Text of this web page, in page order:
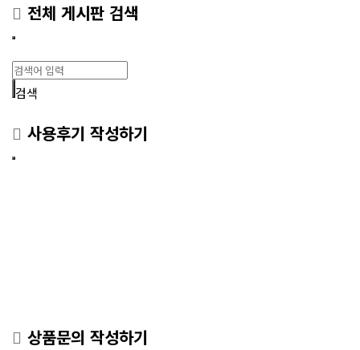
전체 게시판 검색
검색
사용후기 작성하기
상품문의 작성하기